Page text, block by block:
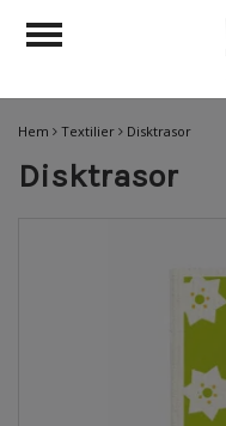
Hem Textilier Disktrasor
Disktrasor